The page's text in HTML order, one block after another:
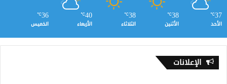
37
℃
الأحد
38
℃
الأثنين
38
℃
الثلاثاء
40
℃
الأربعاء
36
℃
الخميس
الإعلانات